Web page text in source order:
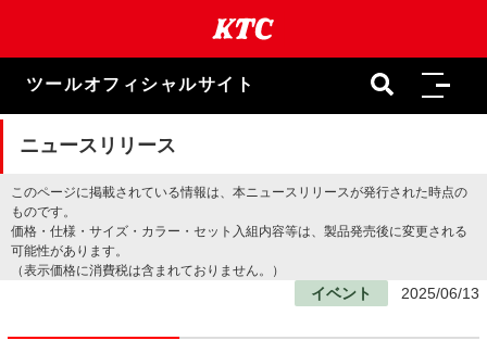
ま
キ
ツールオフィシャルサイト
ニュースリリース
このページに掲載されている情報は、本ニュースリリースが発行された時点の
ものです。
価格・仕様・サイズ・カラー・セット入組内容等は、製品発売後に変更される
可能性があります。
（表示価格に消費税は含まれておりません。）
イベント 2025/06/13